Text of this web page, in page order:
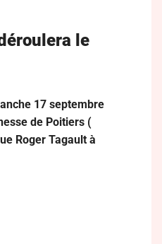
le
17 septembre
de Poitiers (
Roger Tagault à